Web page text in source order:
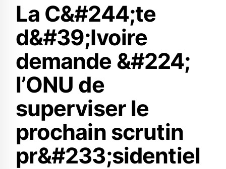
La C&#244;te
d&#39;Ivoire
demande &#224;
l’ONU de
superviser le
prochain scrutin
pr&#233;sidentiel